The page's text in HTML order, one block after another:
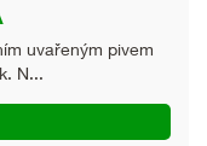
uvařeným pivem
N...